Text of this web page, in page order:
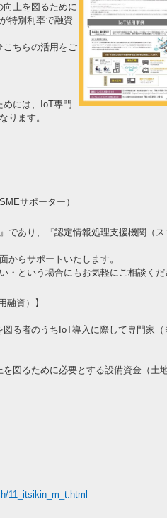
上を図るために
特別利率で融資
こちらの活用をご
めには、IoT専門
ります。
サポーター）
であり、『認定情報処理支援機関（
からサポートいたします。
・という場合にもお気軽にご相談くだ
融資）】
る者のうちIoT導入に際して専門家
図るために必要とする設備資金（土
11_itsikin_m_t.html